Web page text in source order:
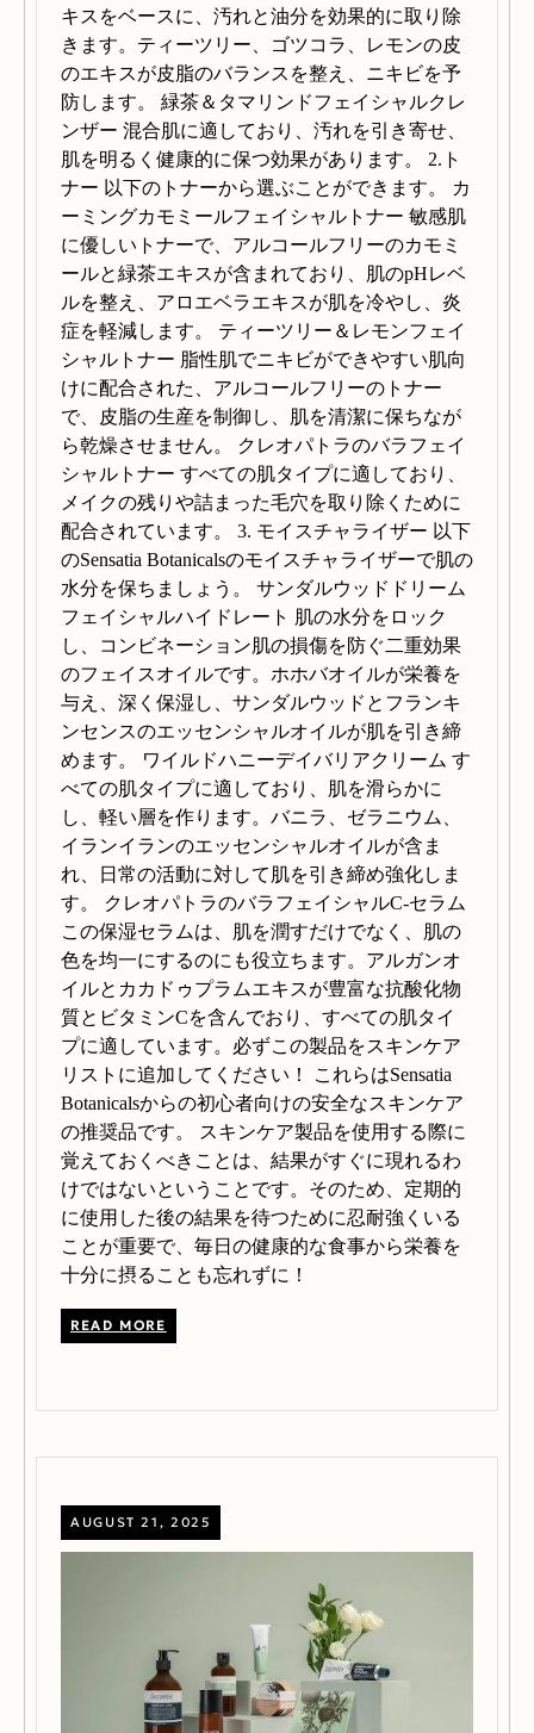
キスをベースに、汚れと油分を効果的に取り除
きます。ティーツリー、ゴツコラ、レモンの皮
のエキスが皮脂のバランスを整え、ニキビを予
防します。 緑茶＆タマリンドフェイシャルクレ
ンザー 混合肌に適しており、汚れを引き寄せ、
肌を明るく健康的に保つ効果があります。 2.ト
ナー 以下のトナーから選ぶことができます。 カ
ーミングカモミールフェイシャルトナー 敏感肌
に優しいトナーで、アルコールフリーのカモミ
ールと緑茶エキスが含まれており、肌のpHレベ
ルを整え、アロエベラエキスが肌を冷やし、炎
症を軽減します。 ティーツリー＆レモンフェイ
シャルトナー 脂性肌でニキビができやすい肌向
けに配合された、アルコールフリーのトナー
で、皮脂の生産を制御し、肌を清潔に保ちなが
ら乾燥させません。 クレオパトラのバラフェイ
シャルトナー すべての肌タイプに適しており、
メイクの残りや詰まった毛穴を取り除くために
配合されています。 3. モイスチャライザー 以下
のSensatia Botanicalsのモイスチャライザーで肌の
水分を保ちましょう。 サンダルウッドドリーム
フェイシャルハイドレート 肌の水分をロック
し、コンビネーション肌の損傷を防ぐ二重効果
のフェイスオイルです。ホホバオイルが栄養を
与え、深く保湿し、サンダルウッドとフランキ
ンセンスのエッセンシャルオイルが肌を引き締
めます。 ワイルドハニーデイバリアクリーム す
べての肌タイプに適しており、肌を滑らかに
し、軽い層を作ります。バニラ、ゼラニウム、
イランイランのエッセンシャルオイルが含ま
れ、日常の活動に対して肌を引き締め強化しま
す。 クレオパトラのバラフェイシャルC-セラム
この保湿セラムは、肌を潤すだけでなく、肌の
色を均一にするのにも役立ちます。アルガンオ
イルとカカドゥプラムエキスが豊富な抗酸化物
質とビタミンCを含んでおり、すべての肌タイ
プに適しています。必ずこの製品をスキンケア
リストに追加してください！ これらはSensatia
Botanicalsからの初心者向けの安全なスキンケア
の推奨品です。 スキンケア製品を使用する際に
覚えておくべきことは、結果がすぐに現れるわ
けではないということです。そのため、定期的
に使用した後の結果を待つために忍耐強くいる
ことが重要で、毎日の健康的な食事から栄養を
十分に摂ることも忘れずに！
READ MORE
AUGUST 21, 2025